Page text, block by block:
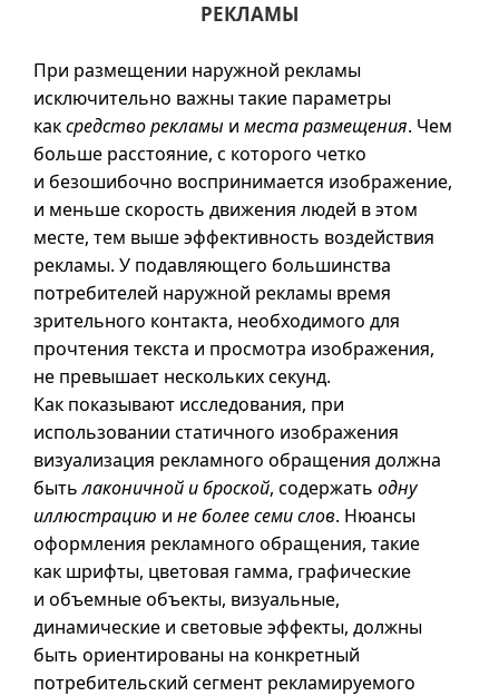
РЕКЛАМЫ
При размещении наружной рекламы
исключительно важны такие параметры
каксредство рекламы и места размещения. Чем
больше расстояние, с которого четко
и безошибочно воспринимается изображение,
и меньше скорость движения людей в этом
месте, тем выше эффективность воздействия
рекламы. У подавляющего большинства
потребителей наружной рекламы время
зрительного контакта, необходимого для
прочтения текста и просмотра изображения,
не превышает нескольких секунд.
Как показывают исследования, при
использовании статичного изображения
визуализация рекламного обращения должна
бытьлаконичной и броской, содержать одну
иллюстрацию и не более семи слов. Нюансы
оформления рекламного обращения, такие
как шрифты, цветовая гамма, графические
и объемные объекты, визуальные,
динамические и световые эффекты, должны
быть ориентированы на конкретный
потребительский сегмент рекламируемого